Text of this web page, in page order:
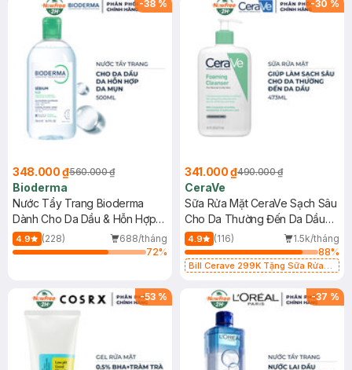
-38 %
348.000 ₫560.000 ₫
Bioderma
Nước Tẩy Trang Bioderma
Dành Cho Da Dầu & Hỗn Hợp
500ml
4.9 (228)
688/tháng
72%
-30 %
341.000 ₫490.000 ₫
CeraVe
Sữa Rửa Mặt CeraVe Sạch Sâu
Cho Da Thường Đến Da Dầu
473ml
4.9 (116)
1.5k/tháng
88%
Bill Cerave 299K Tặng Sữa Rửa
-53 % -37 %